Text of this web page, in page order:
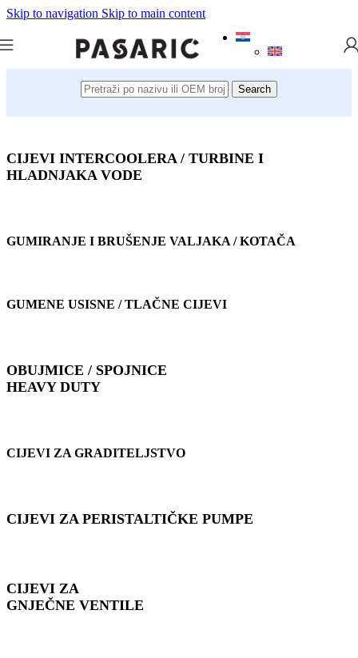
Skip to navigation Skip to main content
Search
CIJEVI INTERCOOLERA / TURBINE I
HLADNJAKA VODE
GUMIRANJE I BRUŠENJE VALJAKA / KOTAČA
GUMENE USISNE / TLAČNE CIJEVI
OBUJMICE / SPOJNICE
HEAVY DUTY
CIJEVI ZA GRADITELJSTVO
CIJEVI ZA PERISTALTIČKE PUMPE
CIJEVI ZA
GNJEČNE VENTILE